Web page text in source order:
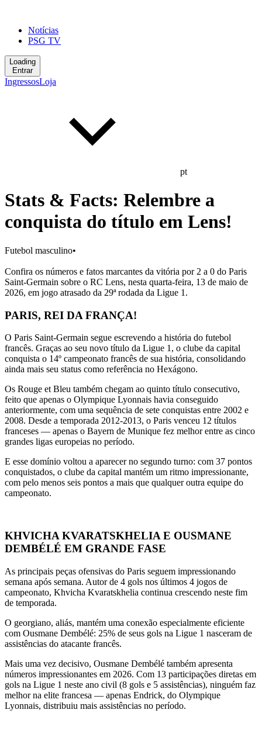
Notícias
PSG TV
Loading
Entrar
IngressosLoja
pt
Stats & Facts: Relembre a
conquista do título em Lens!
Futebol masculino•
Confira os números e fatos marcantes da vitória por 2 a 0 do Paris
Saint-Germain sobre o RC Lens, nesta quarta-feira, 13 de maio de
2026, em jogo atrasado da 29ª rodada da Ligue 1.
PARIS, REI DA FRANÇA!
O Paris Saint-Germain segue escrevendo a história do futebol
francês. Graças ao seu novo título da Ligue 1, o clube da capital
conquista o 14º campeonato francês de sua história, consolidando
ainda mais seu status como referência no Hexágono.
Os Rouge et Bleu também chegam ao quinto título consecutivo,
feito que apenas o Olympique Lyonnais havia conseguido
anteriormente, com uma sequência de sete conquistas entre 2002 e
2008. Desde a temporada 2012-2013, o Paris venceu 12 títulos
franceses — apenas o Bayern de Munique fez melhor entre as cinco
grandes ligas europeias no período.
E esse domínio voltou a aparecer no segundo turno: com 37 pontos
conquistados, o clube da capital mantém um ritmo impressionante,
com pelo menos seis pontos a mais que qualquer outra equipe do
campeonato.
KHVICHA KVARATSKHELIA E OUSMANE
DEMBÉLÉ EM GRANDE FASE
As principais peças ofensivas do Paris seguem impressionando
semana após semana. Autor de 4 gols nos últimos 4 jogos de
campeonato, Khvicha Kvaratskhelia continua crescendo neste fim
de temporada.
O georgiano, aliás, mantém uma conexão especialmente eficiente
com Ousmane Dembélé: 25% de seus gols na Ligue 1 nasceram de
assistências do atacante francês.
Mais uma vez decisivo, Ousmane Dembélé também apresenta
números impressionantes em 2026. Com 13 participações diretas em
gols na Ligue 1 neste ano civil (8 gols e 5 assistências), ninguém faz
melhor na elite francesa — apenas Endrick, do Olympique
Lyonnais, distribuiu mais assistências no período.